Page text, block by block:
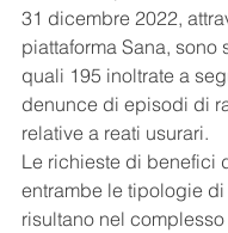
31 dicembre 2022,
piattaforma Sana, sono
quali 195 inoltrate a
denunce di episodi di
relative a reati usurari.
Le richieste di benefici
entrambe le tipologie di
risultano nel